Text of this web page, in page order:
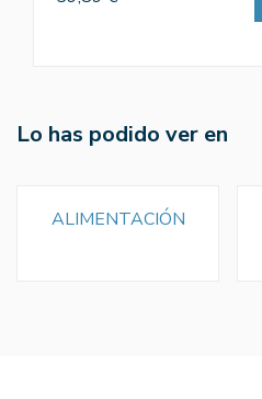
Lo has podido ver en
ALIMENTACIÓN